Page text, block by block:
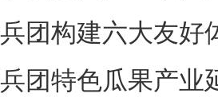
出
团构建六大友好
设
团特色瓜果产业